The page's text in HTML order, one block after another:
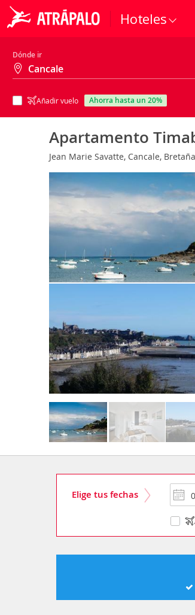
Hoteles
Dónde ir
Añadir vuelo ahorra hasta un 20%
Apartamento
Jean Marie Savatte, Cancale,
Elige tus fechas